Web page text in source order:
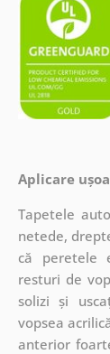
Aplicare
Tapetele
netede,
că peretele
resturi de
solizi și
vopsea
anterior